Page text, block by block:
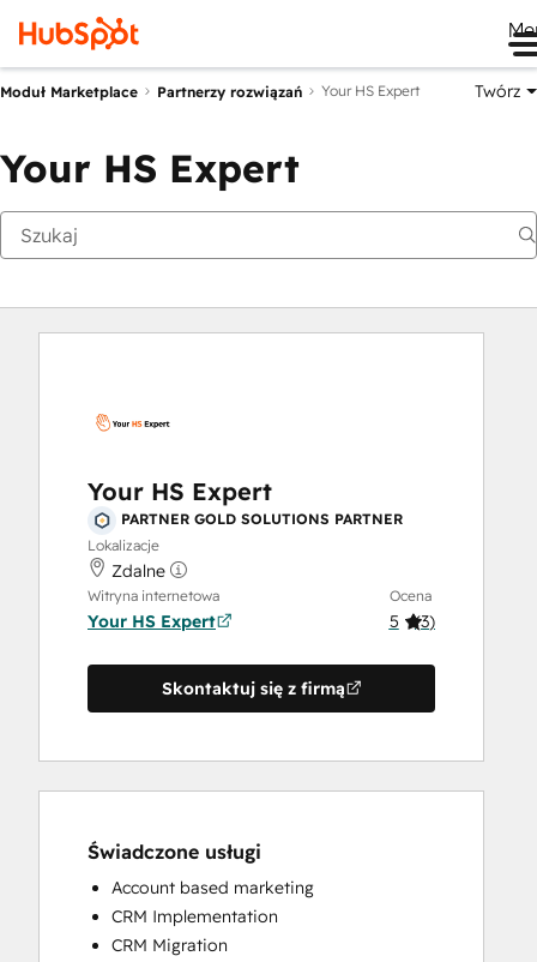
Moduł Marketplace Partnerzy rozwiązań Your HS Expert Twórz
Your HS Expert
Your HS Expert
PARTNER GOLD SOLUTIONS PARTNER
Lokalizacje
Zdalne
Witryna internetowa
Your HS Expert
Ocena
5 (3)
Skontaktuj się z firmą
Świadczone usługi
Account based marketing
CRM Implementation
CRM Migration